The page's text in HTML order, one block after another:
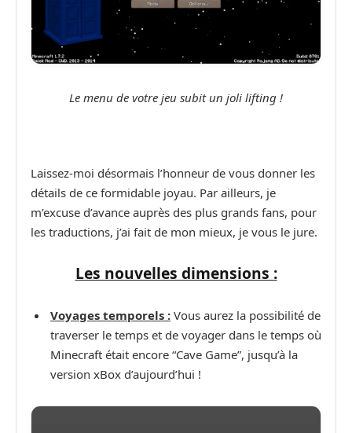
Le menu de votre jeu subit un joli lifting !
Laissez-moi désormais l’honneur de vous donner les
détails de ce formidable joyau. Par ailleurs, je
m’excuse d’avance auprès des plus grands fans, pour
les traductions, j’ai fait de mon mieux, je vous le jure.
Les nouvelles dimensions :
Voyages temporels : Vous aurez la possibilité de
traverser le temps et de voyager dans le temps où
Minecraft était encore “Cave Game”, jusqu’à la
version xBox d’aujourd’hui !